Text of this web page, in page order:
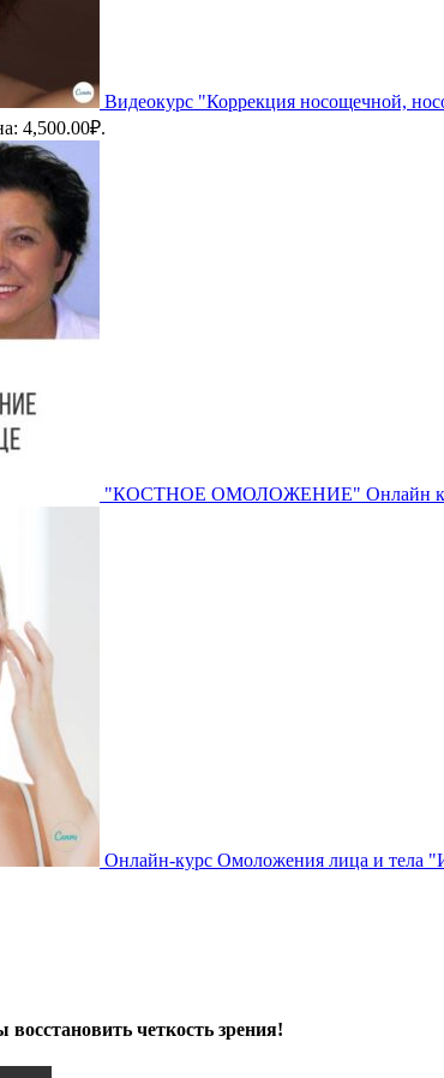
Видеокурс "Коррекция носощечной,
4,500.00₽.
"КОСТНОЕ ОМОЛОЖЕНИЕ" Онлайн
Онлайн-курс Омоложения лица и тела
четкость зрения!